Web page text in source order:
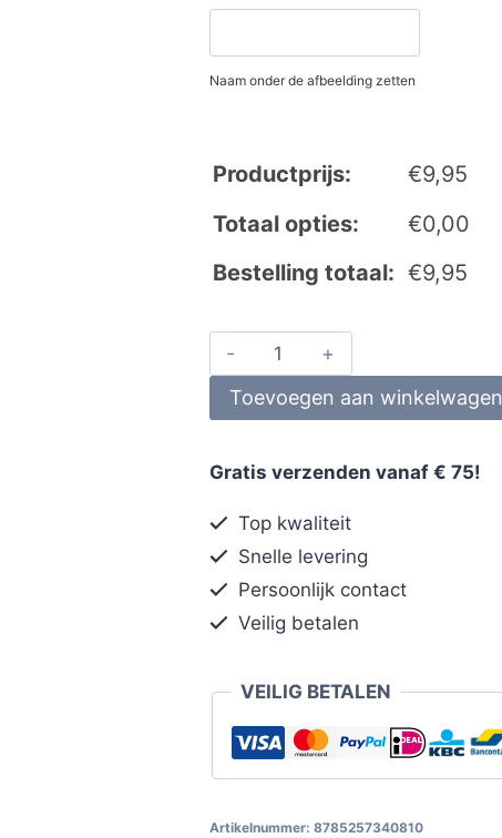
Naam onder de afbeelding zetten
Productprijs: €9,95
Totaal opties:
€0,00
Bestelling totaal: €9,95
Toevoegen aan winkelwagen
Gratis verzenden vanaf € 75!
Top kwaliteit
Snelle levering
Persoonlijk contact
Veilig betalen
VEILIG BETALEN
Artikelnummer: 8785257340810